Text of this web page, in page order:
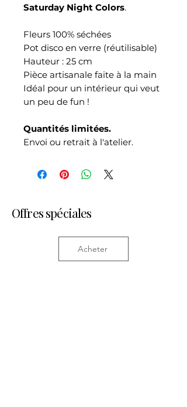
Saturday Night Colors.
Fleurs 100% séchées
Pot disco en verre (réutilisable)
Hauteur : 25 cm
Pièce artisanale faite à la main
Idéal pour un intérieur qui veut
un peu de fun !
Quantités limitées.
Envoi ou retrait à l'atelier.
Offres spéciales
Acheter